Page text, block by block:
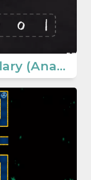
6.10 Democracy Vocabulary (Anagram Game)